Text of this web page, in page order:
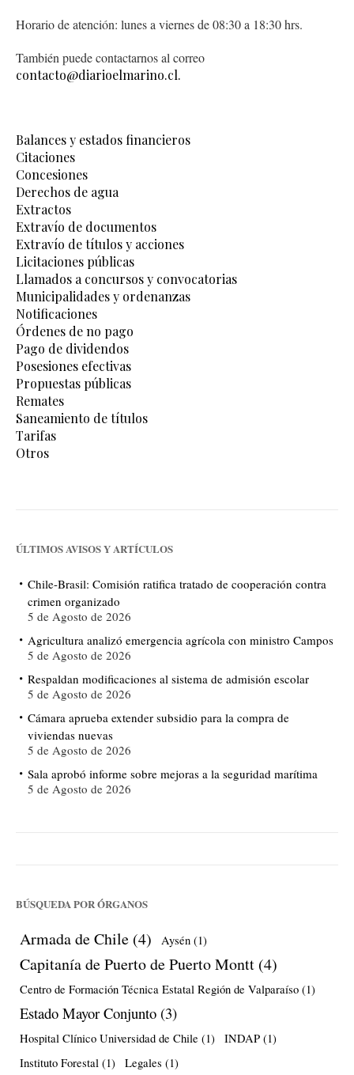
Horario de atención: lunes a viernes de 08:30 a 18:30 hrs.
También puede contactarnos al correo
contacto@diarioelmarino.cl.
Balances y estados financieros
Citaciones
Concesiones
Derechos de agua
Extractos
Extravío de documentos
Extravío de títulos y acciones
Licitaciones públicas
Llamados a concursos y convocatorias
Municipalidades y ordenanzas
Notificaciones
Órdenes de no pago
Pago de dividendos
Posesiones efectivas
Propuestas públicas
Remates
Saneamiento de títulos
Tarifas
Otros
ÚLTIMOS AVISOS Y ARTÍCULOS
Chile-Brasil: Comisión ratifica tratado de cooperación contra
crimen organizado
5 de Agosto de 2026
Agricultura analizó emergencia agrícola con ministro Campos
5 de Agosto de 2026
Respaldan modificaciones al sistema de admisión escolar
5 de Agosto de 2026
Cámara aprueba extender subsidio para la compra de
viviendas nuevas
5 de Agosto de 2026
Sala aprobó informe sobre mejoras a la seguridad marítima
5 de Agosto de 2026
BÚSQUEDA POR ÓRGANOS
Armada de Chile (4) Aysén (1)
Capitanía de Puerto de Puerto Montt (4)
Centro de Formación Técnica Estatal Región de Valparaíso (1)
Estado Mayor Conjunto (3)
Hospital Clínico Universidad de Chile (1) INDAP (1)
Instituto Forestal (1) Legales (1)